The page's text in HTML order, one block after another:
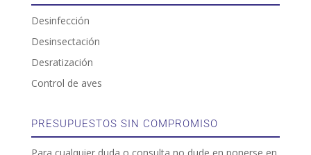
Desinfección
Desinsectación
Desratización
Control de aves
PRESUPUESTOS SIN COMPROMISO